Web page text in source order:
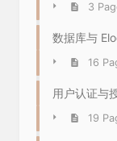
3
数据库与
16
用户认证与
19